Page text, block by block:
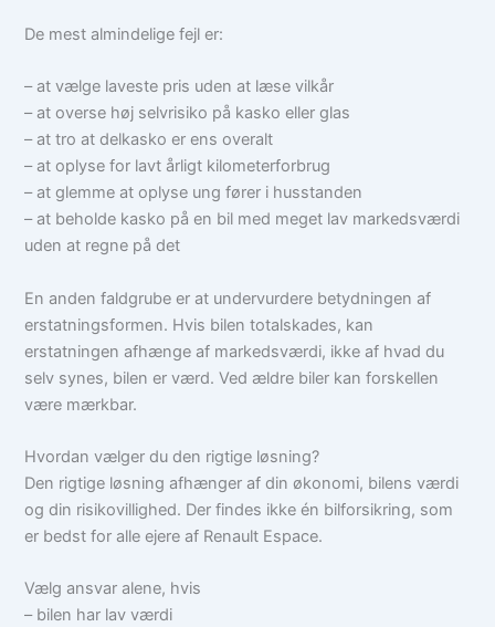
De mest almindelige fejl er:
– at vælge laveste pris uden at læse vilkår
– at overse høj selvrisiko på kasko eller glas
– at tro at delkasko er ens overalt
– at oplyse for lavt årligt kilometerforbrug
– at glemme at oplyse ung fører i husstanden
– at beholde kasko på en bil med meget lav markedsværdi
uden at regne på det
En anden faldgrube er at undervurdere betydningen af
erstatningsformen. Hvis bilen totalskades, kan
erstatningen afhænge af markedsværdi, ikke af hvad du
selv synes, bilen er værd. Ved ældre biler kan forskellen
være mærkbar.
Hvordan vælger du den rigtige løsning?
Den rigtige løsning afhænger af din økonomi, bilens værdi
og din risikovillighed. Der findes ikke én bilforsikring, som
er bedst for alle ejere af Renault Espace.
Vælg ansvar alene, hvis
– bilen har lav værdi